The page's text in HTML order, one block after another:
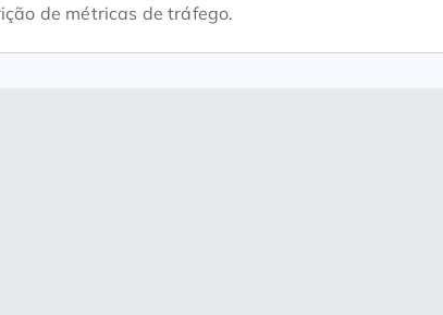
de métricas de tráfego.